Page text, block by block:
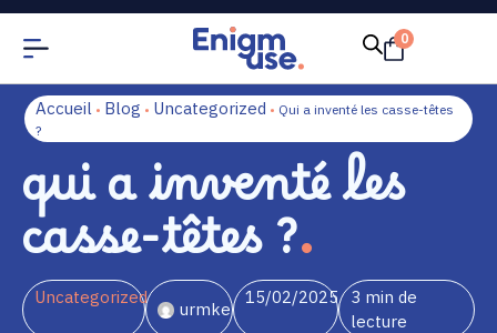
0
Accueil • Blog • Uncategorized • Qui a inventé les casse-têtes
?
qui a inventé les
casse-têtes ?
Uncategorized
urmke
15/02/2025
3 min de
lecture